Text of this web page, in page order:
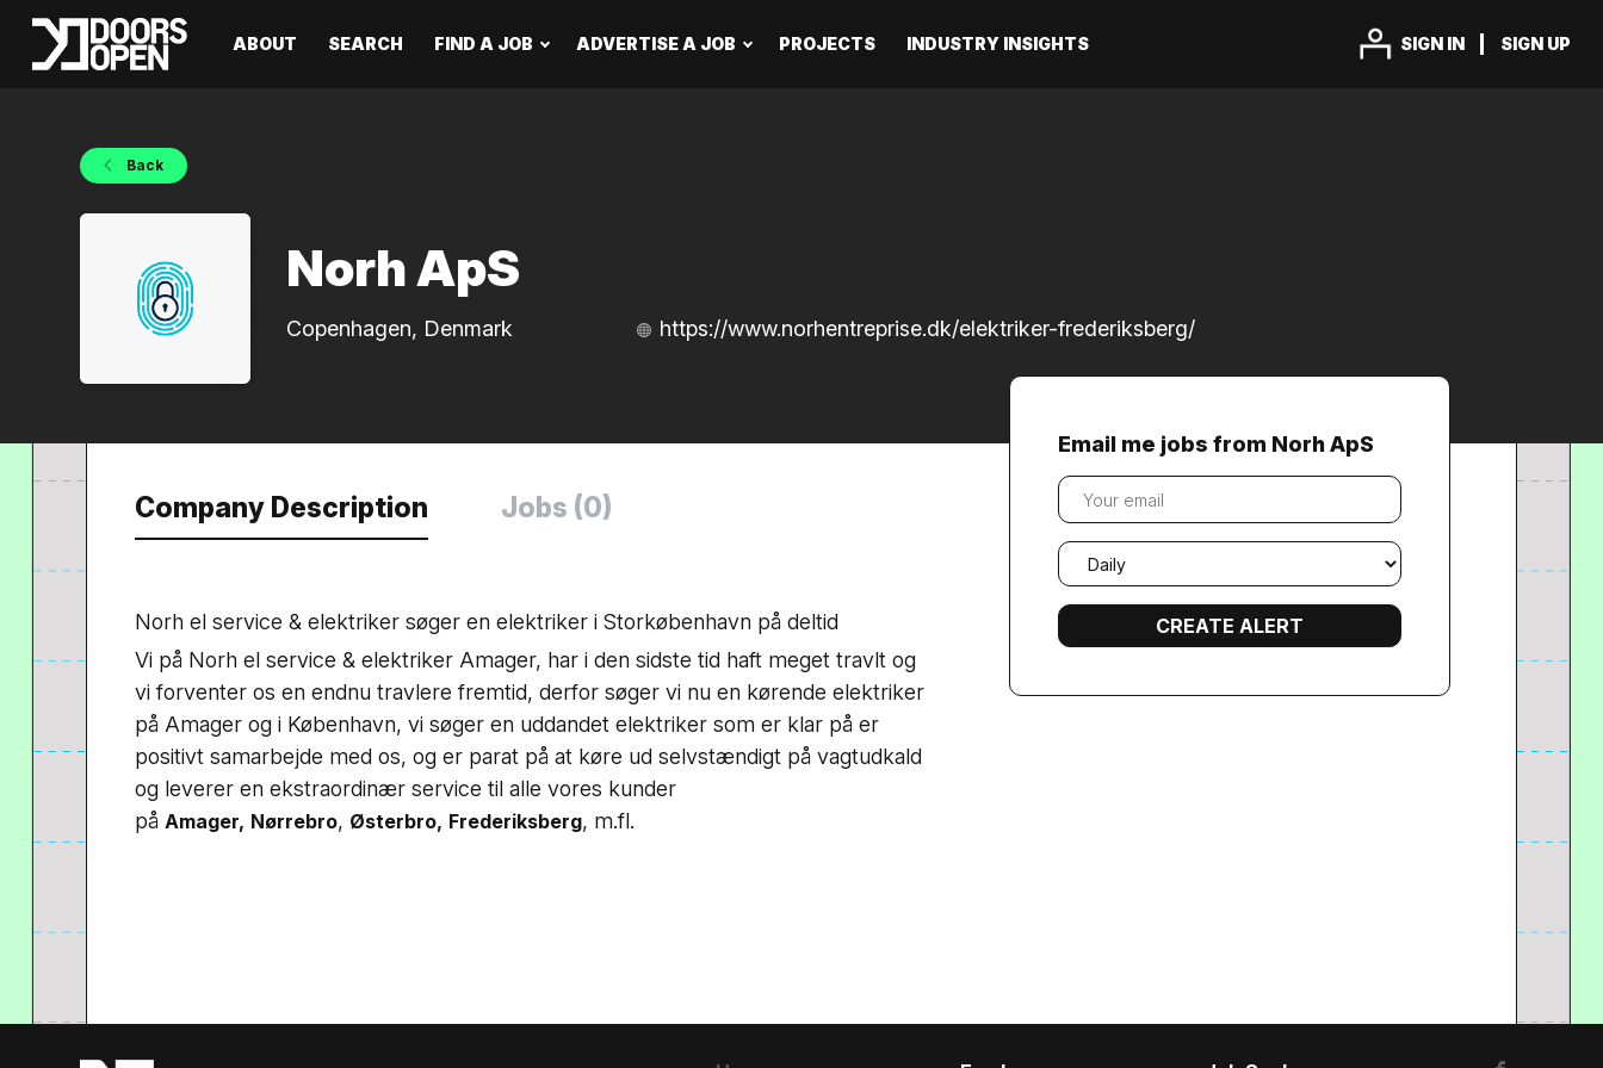
SIGN IN SIGN UP
ABOUT SEARCH FIND A JOB ADVERTISE A JOB PROJECTS INDUSTRY INSIGHTS
Back
Norh ApS
Copenhagen, Denmark https://www.norhentreprise.dk/elektriker-frederiksberg/
Company Description Jobs (0)
Norh el service & elektriker søger en elektriker i Storkøbenhavn på deltid
Vi på Norh el service & elektriker Amager, har i den sidste tid haft meget travlt og
vi forventer os en endnu travlere fremtid, derfor søger vi nu en kørende elektriker
på Amager og i København, vi søger en uddandet elektriker som er klar på er
positivt samarbejde med os, og er parat på at køre ud selvstændigt på vagtudkald
og leverer en ekstraordinær service til alle vores kunder
på Amager, Nørrebro, Østerbro, Frederiksberg, m.fl.
Email me jobs from Norh ApS
Your
email
Email
frequency